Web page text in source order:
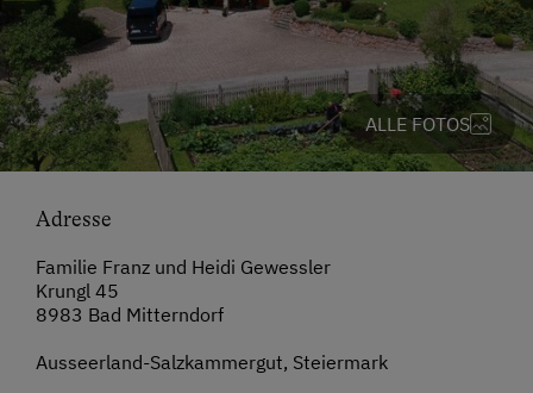
ALLE FOTOS
Adresse
Familie Franz und Heidi Gewessler
Krungl 45
8983 Bad Mitterndorf
Ausseerland-Salzkammergut, Steiermark